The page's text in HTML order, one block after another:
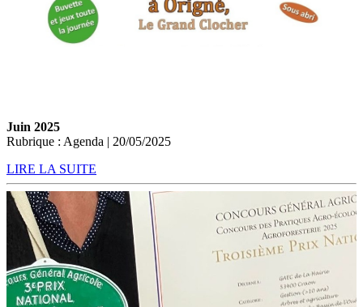
Juin 2025
Rubrique : Agenda | 20/05/2025
LIRE LA SUITE